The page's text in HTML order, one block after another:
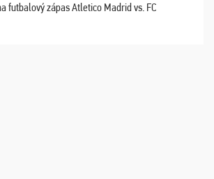
futbalový zápas Atletico Madrid vs. FC